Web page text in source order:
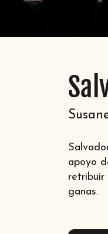
apoyo
retribuir
ganas.